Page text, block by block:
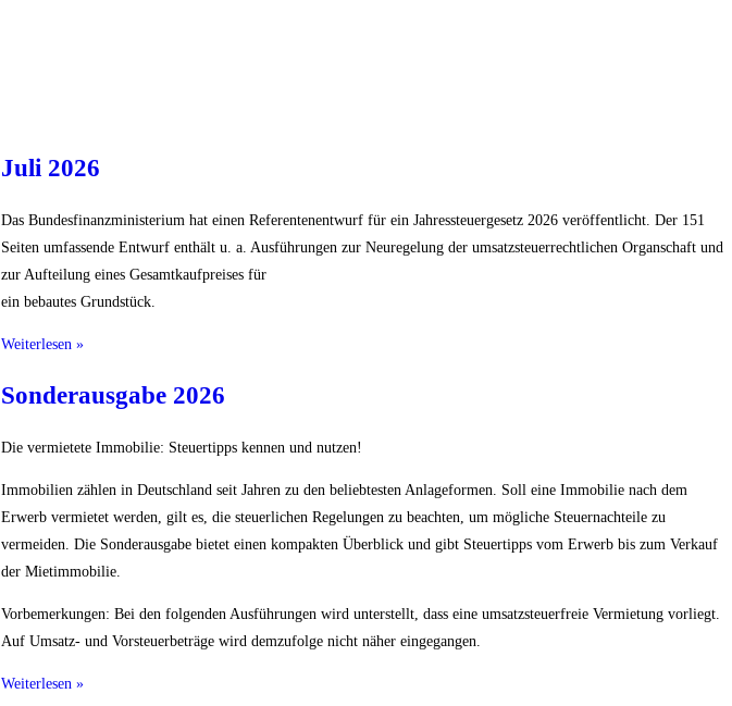
Juli 2026
Das Bundesfinanzministerium hat einen Referentenentwurf für ein Jahressteuergesetz 2026 veröffentlicht. Der 151
Seiten umfassende Entwurf enthält u. a. Ausführungen zur Neuregelung der umsatzsteuerrechtlichen Organschaft und
zur Aufteilung eines Gesamtkaufpreises für
ein bebautes Grundstück.
Weiterlesen »
Sonderausgabe 2026
Die vermietete Immobilie: Steuertipps kennen und nutzen!
Immobilien zählen in Deutschland seit Jahren zu den beliebtesten Anlageformen. Soll eine Immobilie nach dem
Erwerb vermietet werden, gilt es, die steuerlichen Regelungen zu beachten, um mögliche Steuernachteile zu
vermeiden. Die Sonderausgabe bietet einen kompakten Überblick und gibt Steuertipps vom Erwerb bis zum Verkauf
der Mietimmobilie.
Vorbemerkungen: Bei den folgenden Ausführungen wird unterstellt, dass eine umsatzsteuerfreie Vermietung vorliegt.
Auf Umsatz- und Vorsteuerbeträge wird demzufolge nicht näher eingegangen.
Weiterlesen »